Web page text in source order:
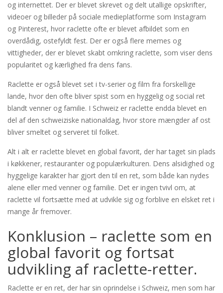
og internettet. Der er blevet skrevet og delt utallige opskrifter,
videoer og billeder på sociale medieplatforme som Instagram
og Pinterest, hvor raclette ofte er blevet afbildet som en
overdådig, ostefyldt fest. Der er også flere memes og
vittigheder, der er blevet skabt omkring raclette, som viser dens
popularitet og kærlighed fra dens fans.
Raclette er også blevet set i tv-serier og film fra forskellige
lande, hvor den ofte bliver spist som en hyggelig og social ret
blandt venner og familie. I Schweiz er raclette endda blevet en
del af den schweiziske nationaldag, hvor store mængder af ost
bliver smeltet og serveret til folket.
Alt i alt er raclette blevet en global favorit, der har taget sin plads
i køkkener, restauranter og populærkulturen. Dens alsidighed og
hyggelige karakter har gjort den til en ret, som både kan nydes
alene eller med venner og familie. Det er ingen tvivl om, at
raclette vil fortsætte med at udvikle sig og forblive en elsket ret i
mange år fremover.
Konklusion – raclette som en
global favorit og fortsat
udvikling af raclette-retter.
Raclette er en ret, der har sin oprindelse i Schweiz, men som har